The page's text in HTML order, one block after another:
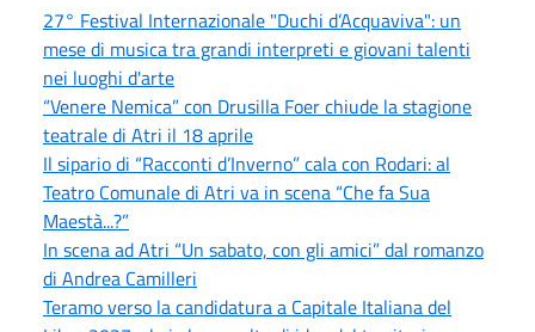
27° Festival Internazionale "Duchi d’Acquaviva": un
mese di musica tra grandi interpreti e giovani talenti
nei luoghi d'arte
“Venere Nemica” con Drusilla Foer chiude la stagione
teatrale di Atri il 18 aprile
Il sipario di “Racconti d’Inverno” cala con Rodari: al
Teatro Comunale di Atri va in scena “Che fa Sua
Maestà...?”
In scena ad Atri “Un sabato, con gli amici” dal romanzo
di Andrea Camilleri
Teramo verso la candidatura a Capitale Italiana del